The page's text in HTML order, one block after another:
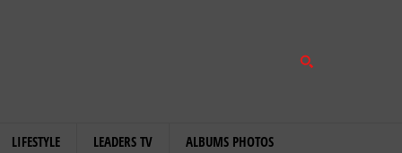
LIFESTYLE LEADERS TV ALBUMS PHOTOS